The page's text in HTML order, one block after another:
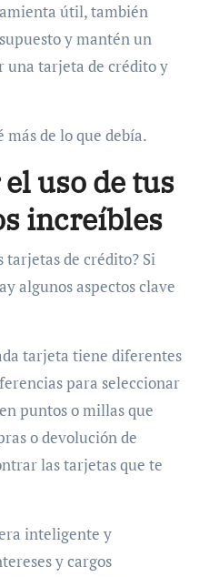
útil, también
y mantén un
una tarjeta de crédito y
de lo que debía.
uso de tus
increíbles
tarjetas de crédito? Si
algunos aspectos clave
tarjeta tiene diferentes
para seleccionar
puntos o millas que
o devolución de
las tarjetas que te
inteligente y
y cargos